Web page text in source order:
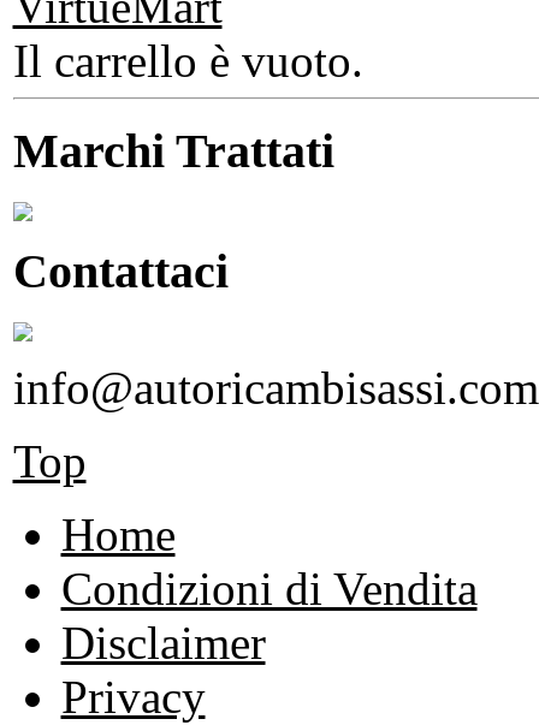
Il carrello è vuoto.
Marchi Trattati
Contattaci
info@autoricambisassi.com
Top
Home
Condizioni di Vendita
Disclaimer
Privacy